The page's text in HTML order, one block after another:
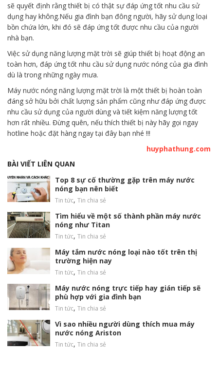
sẽ quyết định rằng thiết bị có thật sự đáp ứng tốt nhu cầu sử
dụng hay không.Nếu gia đình bạn đông người, hãy sử dụng loại
bồn chứa lớn, khi đó sẽ đáp ứng tốt được nhu cầu của người
nhà bạn.
Việc sử dụng năng lượng mặt trời sẽ giúp thiết bị hoạt động an
toàn hơn, đáp ứng tốt nhu cầu sử dụng nước nóng của gia đình
dù là trong những ngày mưa.
Máy nước nóng năng lượng mặt trời là một thiết bị hoàn toàn
đáng sở hữu bởi chất lượng sản phẩm cũng như đáp ứng được
nhu cầu sử dụng của người dùng và tiết kiệm năng lượng tốt
hơn rất nhiều. Đừng quên, nếu thích thiết bị này hãy gọi ngay
hotline hoặc đặt hàng ngay tại đây bạn nhé !!!
huyphathung.com
BÀI VIẾT LIÊN QUAN
Top 8 sự cố thường gặp trên máy nước
nóng bạn nên biết
Tin tức, Tin chia sẻ
Tìm hiểu về một số thành phần máy nước
nóng như Titan
Tin tức, Tin chia sẻ
Máy tắm nước nóng loại nào tốt trên thị
trường hiện nay
Tin tức, Tin chia sẻ
Máy nước nóng trực tiếp hay gián tiếp sẽ
phù hợp với gia đình bạn
Tin tức, Tin chia sẻ
Vì sao nhiều người dùng thích mua máy
nước nóng Ariston
Tin tức, Tin chia sẻ